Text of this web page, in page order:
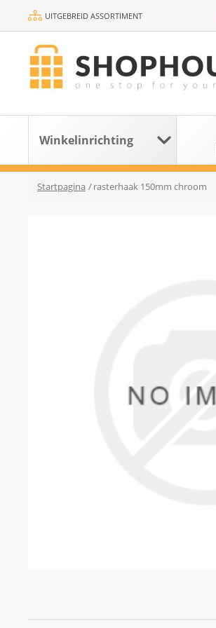
UITGEBREID ASSORTIMENT
Winkelinrichting
Startpagina /rasterhaak 150mm chroom